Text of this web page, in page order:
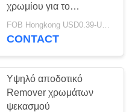
χρωμίου για το
ανοξείδωτο
FOB Hongkong USD0.39-USD0.59 per piece MOQ:12000pcs/500ctns
CONTACT
Υψηλό αποδοτικό
Remover χρωμάτων
ψεκασμού